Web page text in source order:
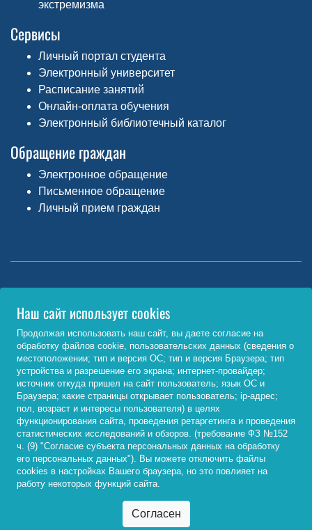
экстремизма
Сервисы
Личный портал студента
Электронный университет
Расписание занятий
Онлайн-оплата обучения
Электронный библиотечный каталог
Обращение граждан
Электронное обращение
Письменное обращение
Личный прием граждан
Министерство науки и высшего образования РФ
http://www.minobrnauki.gov.ru/
Министерство просвещения РФ
https://edu.gov.ru/
Федеральный портал «Российское образование»
http://www.edu.ru/
© 2026, ФГБОУ ВО «Байкальский государственный
университет»
Наш сайт использует cookies
Продолжая использовать наш сайт, вы даете согласие на
обработку файлов cookie, пользовательских данных (сведения о
местоположении; тип и версия ОС; тип и версия Браузера; тип
устройства и разрешение его экрана; интернет-провайдер;
источник откуда пришел на сайт пользователь; язык ОС и
Браузера; какие страницы открывает пользователь; ip-адрес;
пол, возраст и интересы пользователя) в целях
функционирования сайта, проведения ретаргетинга и проведения
статистических исследований и обзоров. (требование ФЗ №152
ч. (9) "Согласие субъекта персональных данных на обработку
его персональных данных"). Вы можете отключить файлы
cookies в настройках Вашего браузера, но это повлияет на
работу некоторых функций сайта.